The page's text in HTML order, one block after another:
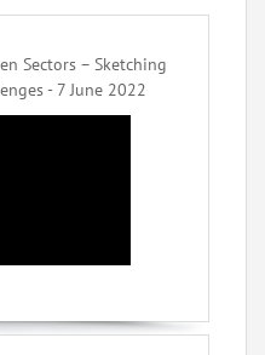
Sectors – Sketching
- 7 June 2022